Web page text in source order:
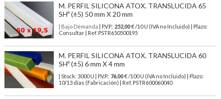
M. PERFIL SILICONA ATOX. TRANSLUCIDA 65
SHº (±5) 50 mm X 20 mm
| Bajo Demanda | P.V.P.: 252,00€ /10 U (IVA no Incluido) | Plazo:
Consultar | Ref. PSTR650500195
M. PERFIL SILICONA ATOX. TRANSLUCIDA 60
SHº (±5) 6 mm X 4 mm
| Stock: 3000 U | P.V.P.: 76,00€/100 U (IVA no Incluido)
| Plazo:
10/13 días (Fabricación) | Ref. PSTR600060040